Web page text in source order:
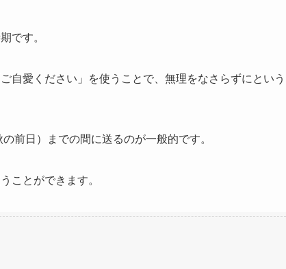
です。
自愛ください」を使うことで、無理をなさらずにという
前日）までの間に送るのが一般的です。
ことができます。